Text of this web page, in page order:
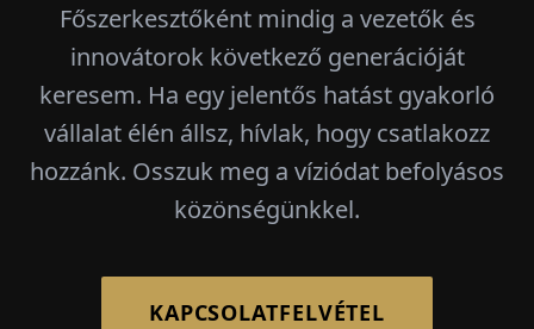
Főszerkesztőként mindig a vezetők és
innovátorok következő generációját
keresem. Ha egy jelentős hatást gyakorló
vállalat élén állsz, hívlak, hogy csatlakozz
hozzánk. Osszuk meg a víziódat befolyásos
közönségünkkel.
KAPCSOLATFELVÉTEL